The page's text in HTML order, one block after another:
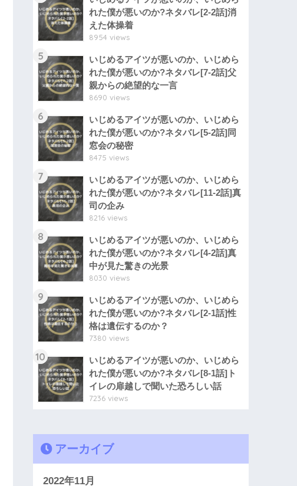
れた僕が悪いのか?ネタバレ[2-2話]消
えた体操着
8954 views
5
いじめるアイツが悪いのか、いじめら
れた僕が悪いのか?ネタバレ[7-2話]父
親からの絶望的な一言
8690 views
6
いじめるアイツが悪いのか、いじめら
れた僕が悪いのか?ネタバレ[5-2話]同
窓会の秘密
8475 views
7
いじめるアイツが悪いのか、いじめら
れた僕が悪いのか?ネタバレ[11-2話]真
司の企み
8216 views
8
いじめるアイツが悪いのか、いじめら
れた僕が悪いのか?ネタバレ[4-2話]真
中が見た驚きの光景
8030 views
9
いじめるアイツが悪いのか、いじめら
れた僕が悪いのか?ネタバレ[2-1話]性
格は遺伝するのか？
7380 views
10
いじめるアイツが悪いのか、いじめら
れた僕が悪いのか?ネタバレ[8-1話]ト
イレの扉越しで聞いた恐ろしい話
7236 views
アーカイブ
2022年11月